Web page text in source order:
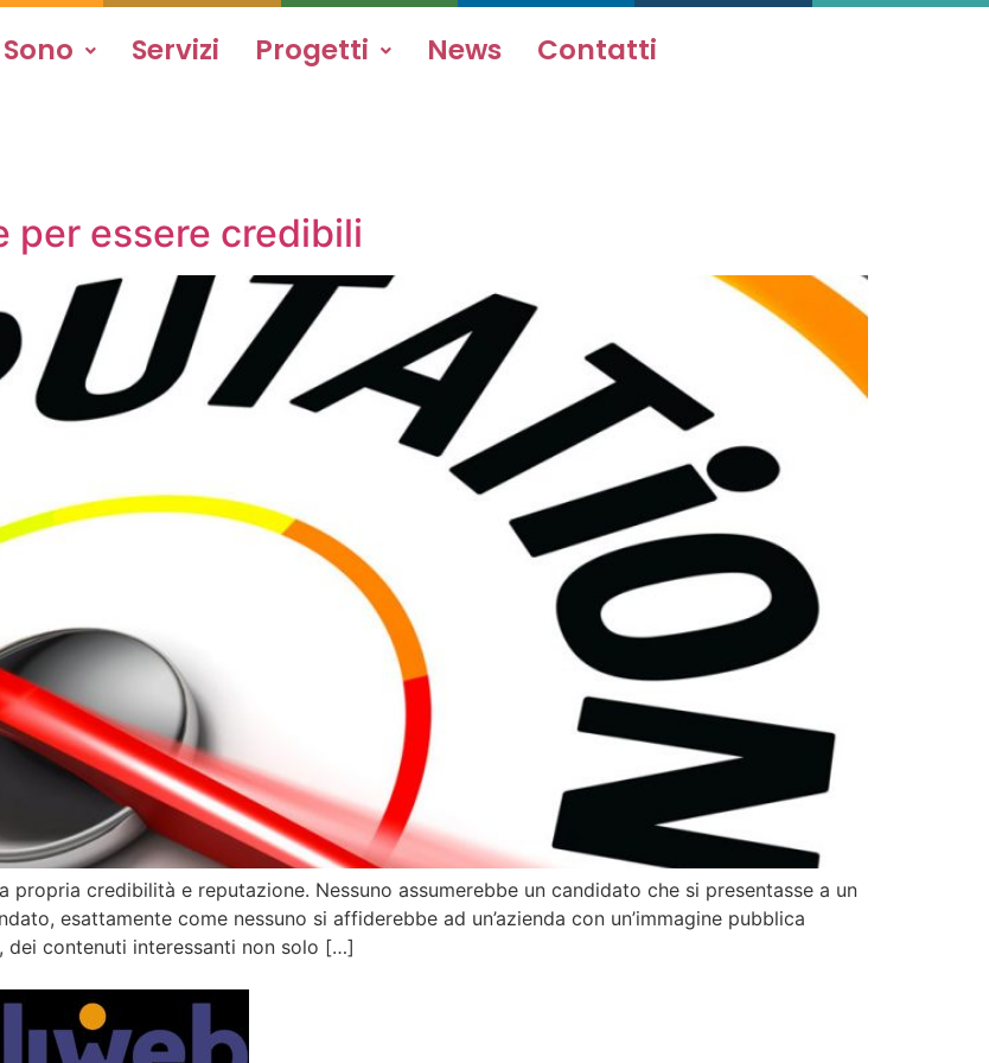
Servizi Progetti News Contatti
per essere credibili
propria credibilità e reputazione. Nessuno assumerebbe un candidato che si presentasse a un
esattamente come nessuno si affiderebbe ad un’azienda con un’immagine pubblica
dei contenuti interessanti non solo […]